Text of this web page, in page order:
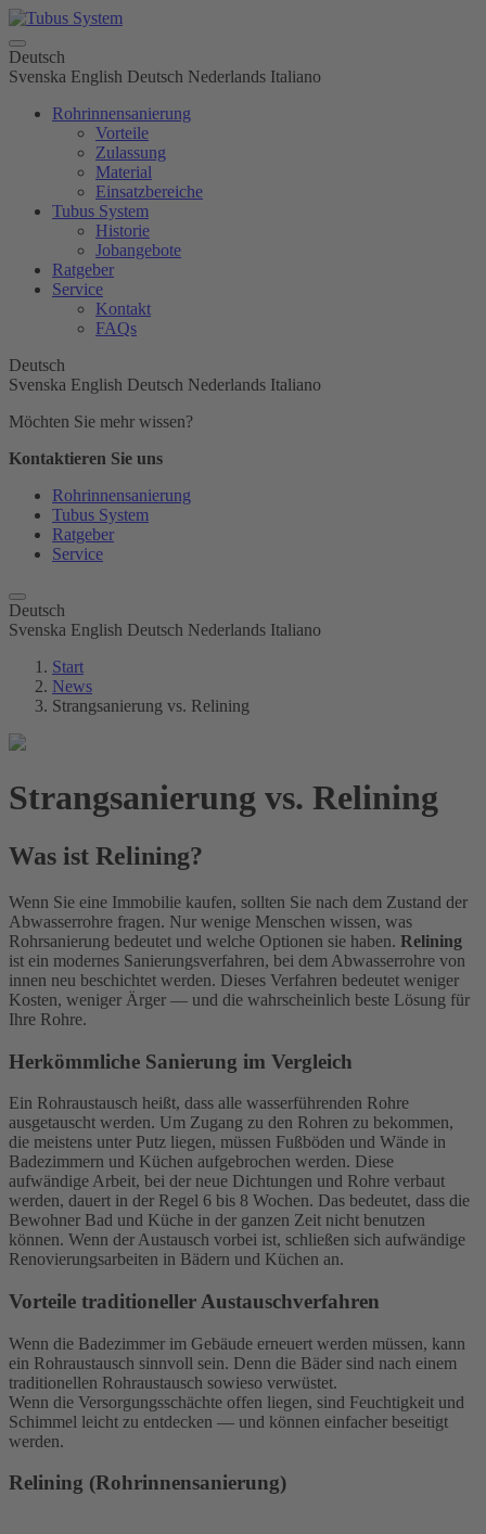
Deutsch
Svenska English Deutsch Nederlands Italiano
Rohrinnensanierung
Vorteile
Zulassung
Material
Einsatzbereiche
Tubus System
Historie
Jobangebote
Ratgeber
Service
Kontakt
FAQs
Deutsch
Svenska English Deutsch Nederlands Italiano
Möchten Sie mehr wissen?
Kontaktieren Sie uns
Rohrinnensanierung
Tubus System
Ratgeber
Service
Deutsch
Svenska English Deutsch Nederlands Italiano
Start
News
Strangsanierung vs. Relining
Strangsanierung vs. Relining
Was ist Relining?
Wenn Sie eine Immobilie kaufen, sollten Sie nach dem Zustand der
Abwasserrohre fragen. Nur wenige Menschen wissen, was
Rohrsanierung bedeutet und welche Optionen sie haben. Relining
ist ein modernes Sanierungsverfahren, bei dem Abwasserrohre von
innen neu beschichtet werden. Dieses Verfahren bedeutet weniger
Kosten, weniger Ärger — und die wahrscheinlich beste Lösung für
Ihre Rohre.
Herkömmliche Sanierung im Vergleich
Ein Rohraustausch heißt, dass alle wasserführenden Rohre
ausgetauscht werden. Um Zugang zu den Rohren zu bekommen,
die meistens unter Putz liegen, müssen Fußböden und Wände in
Badezimmern und Küchen aufgebrochen werden. Diese
aufwändige Arbeit, bei der neue Dichtungen und Rohre verbaut
werden, dauert in der Regel 6 bis 8 Wochen. Das bedeutet, dass die
Bewohner Bad und Küche in der ganzen Zeit nicht benutzen
können. Wenn der Austausch vorbei ist, schließen sich aufwändige
Renovierungsarbeiten in Bädern und Küchen an.
Vorteile traditioneller Austauschverfahren
Wenn die Badezimmer im Gebäude erneuert werden müssen, kann
ein Rohraustausch sinnvoll sein. Denn die Bäder sind nach einem
traditionellen Rohraustausch sowieso verwüstet.
Wenn die Versorgungsschächte offen liegen, sind Feuchtigkeit und
Schimmel leicht zu entdecken — und können einfacher beseitigt
werden.
Relining (Rohrinnensanierung)